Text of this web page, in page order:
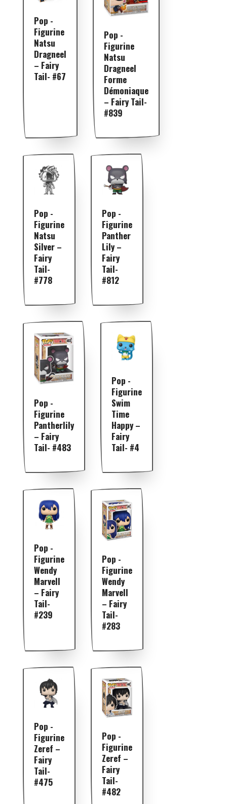
Pop -
Figurine
Natsu
Dragneel
– Fairy
Tail- #67
Pop -
Figurine
Natsu
Dragneel
Forme
Démoniaque
– Fairy Tail-
#839
Pop -
Figurine
Natsu
Silver –
Fairy
Tail-
#778
Pop -
Figurine
Panther
Lily –
Fairy
Tail-
#812
Pop -
Figurine
Pantherlily
– Fairy
Tail- #483
Pop -
Figurine
Swim
Time
Happy –
Fairy
Tail- #4
Pop -
Figurine
Wendy
Marvell
– Fairy
Tail-
#239
Pop -
Figurine
Wendy
Marvell
– Fairy
Tail-
#283
Pop -
Figurine
Zeref –
Fairy
Tail-
#475
Pop -
Figurine
Zeref –
Fairy
Tail-
#482